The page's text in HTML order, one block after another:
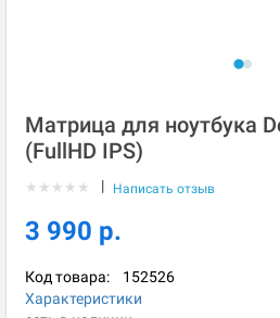
Матрица для ноутбука
(FullHD IPS)
★ ★ ★ ★ ★ | Написать отзыв
3 990 р.
Код товара: 152526
Характеристики